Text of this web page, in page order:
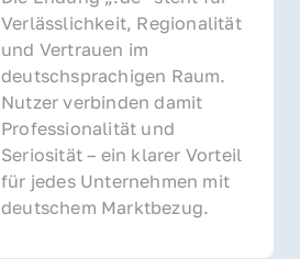
Verlässlichkeit, Regionalität
und Vertrauen im
deutschsprachigen Raum.
Nutzer verbinden damit
Professionalität und
Seriosität – ein klarer Vorteil
für jedes Unternehmen mit
deutschem Marktbezug.